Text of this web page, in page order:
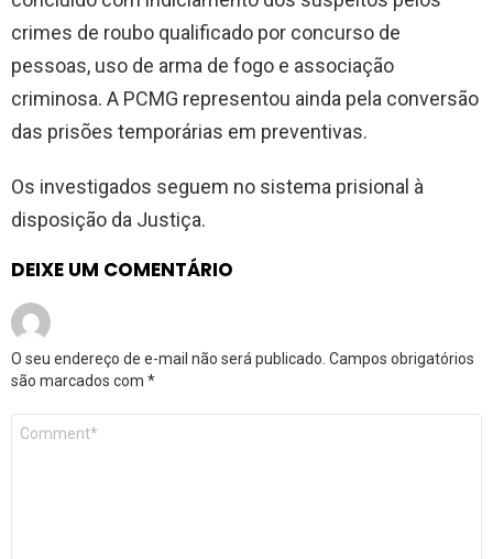
crimes de roubo qualificado por concurso de
pessoas, uso de arma de fogo e associação
criminosa. A PCMG representou ainda pela conversão
das prisões temporárias em preventivas.
Os investigados seguem no sistema prisional à
disposição da Justiça.
DEIXE UM COMENTÁRIO
O seu endereço de e-mail não será publicado. Campos obrigatórios
são marcados com *
Comentário